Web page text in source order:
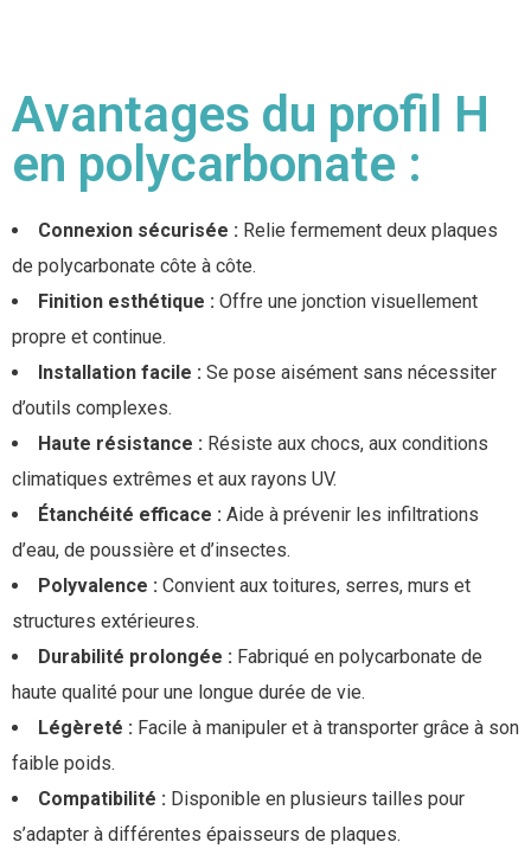
Avantages du profil H
en polycarbonate :
Connexion sécurisée : Relie fermement deux plaques
de polycarbonate côte à côte.
Finition esthétique : Offre une jonction visuellement
propre et continue.
Installation facile : Se pose aisément sans nécessiter
d’outils complexes.
Haute résistance : Résiste aux chocs, aux conditions
climatiques extrêmes et aux rayons UV.
Étanchéité efficace : Aide à prévenir les infiltrations
d’eau, de poussière et d’insectes.
Polyvalence : Convient aux toitures, serres, murs et
structures extérieures.
Durabilité prolongée : Fabriqué en polycarbonate de
haute qualité pour une longue durée de vie.
Légèreté : Facile à manipuler et à transporter grâce à son
faible poids.
Compatibilité : Disponible en plusieurs tailles pour
s’adapter à différentes épaisseurs de plaques.